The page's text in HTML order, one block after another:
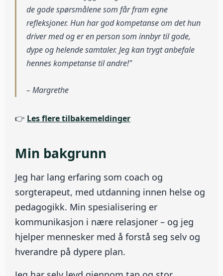
de gode spørsmålene som får fram egne
refleksjoner. Hun har god kompetanse om det hun
driver med og er en person som innbyr til gode,
dype og helende samtaler. Jeg kan trygt anbefale
hennes kompetanse til andre!"
– Margrethe
👉 Les flere tilbakemeldinger
Min bakgrunn
Jeg har lang erfaring som coach og
sorgterapeut, med utdanning innen helse og
pedagogikk. Min spesialisering er
kommunikasjon i nære relasjoner – og jeg
hjelper mennesker med å forstå seg selv og
hverandre på dypere plan.